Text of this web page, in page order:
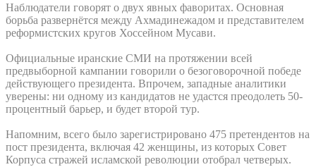
Наблюдатели говорят о двух явных фаворитах. Основная
борьба развернётся между Ахмадинежадом и представителем
реформистских кругов Хоссейном Мусави.
Официальные иранские СМИ на протяжении всей
предвыборной кампании говорили о безоговорочной победе
действующего президента. Впрочем, западные аналитики
уверены: ни одному из кандидатов не удастся преодолеть 50-
процентный барьер, и будет второй тур.
Напомним, всего было зарегистрировано 475 претендентов на
пост президента, включая 42 женщины, из которых Совет
Корпуса стражей исламской революции отобрал четверых.